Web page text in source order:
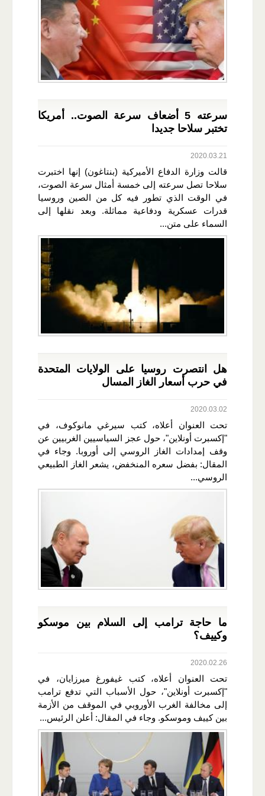
سرعته 5 أضعاف سرعة الصوت.. أمريكا
تختبر سلاحا جديدا
2020.03.21
قالت وزارة الدفاع الأميركية (بنتاغون) إنها اختبرت
سلاحا تصل سرعته إلى خمسة أمثال سرعة الصوت،
في الوقت الذي تطور فيه كل من الصين وروسيا
قدرات عسكرية ودفاعية مماثلة. وبعد نقلها إلى
السماء على متن...
هل انتصرت روسيا على الولايات المتحدة
في حرب أسعار الغاز المسال
2020.03.02
تحت العنوان أعلاه، كتب سيرغي مانوكوف، في
"إكسبرت أونلاين"، حول عجز السياسيين الغربيين عن
وقف إمدادات الغاز الروسي إلى أوروبا. وجاء في
المقال: بفضل سعره المنخفض، يشعر الغاز الطبيعي
الروسي...
ما حاجة ترامب إلى السلام بين موسكو
وكييف؟
2020.02.26
تحت العنوان أعلاه، كتب غيفورغ ميرزايان، في
"إكسبرت أونلاين"، حول الأسباب التي تدفع ترامب
إلى مخالفة الغرب الأوروبي في الموقف من الأزمة
بين كييف وموسكو. وجاء في المقال: أعلن الرئيس...